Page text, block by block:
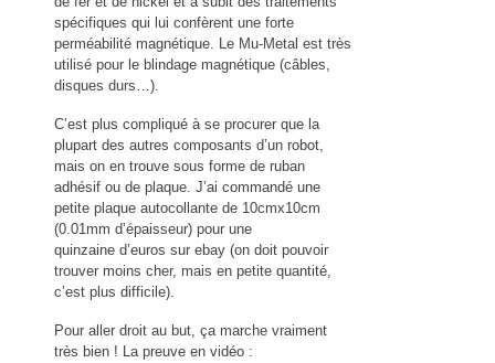
spécifiques qui lui confèrent une forte
perméabilité magnétique. Le Mu-Metal est très
utilisé pour le blindage magnétique (câbles,
disques durs…).
C’est plus compliqué à se procurer que la
plupart des autres composants d’un robot,
mais on en trouve sous forme de ruban
adhésif ou de plaque. J’ai commandé une
petite plaque autocollante de 10cmx10cm
(0.01mm d’épaisseur) pour une
quinzaine d’euros sur ebay (on doit pouvoir
trouver moins cher, mais en petite quantité,
c’est plus difficile).
Pour aller droit au but, ça marche vraiment
très bien ! La preuve en vidéo :